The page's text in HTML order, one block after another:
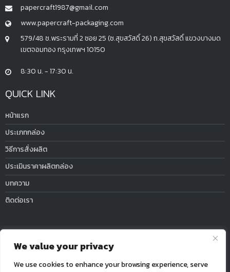
We value your privacy
We use cookies to enhance your browsing experience, serve
papercraft1987@gmail.com
www.papercraft-packaging.com
579/48 ซ.พระรามที่ 2 ซอย 25 (ซ.สุขสวัสดิ์ 26) ถ.สุขสวัสดิ์ แขวงบางมด
เขตจอมทอง กรุงเทพฯ 10150
8:30 น. - 17:30 น.
QUICK LINK
หน้าแรก
ประเภทกล่อง
วิธีการสั่งผลิต
ประเมินราคาผลิตกล่อง
บทความ
ติดต่อเรา
Telephone
Mobile / Line ID : 094-487-2167
Mobile / Line ID : 099-764-0708